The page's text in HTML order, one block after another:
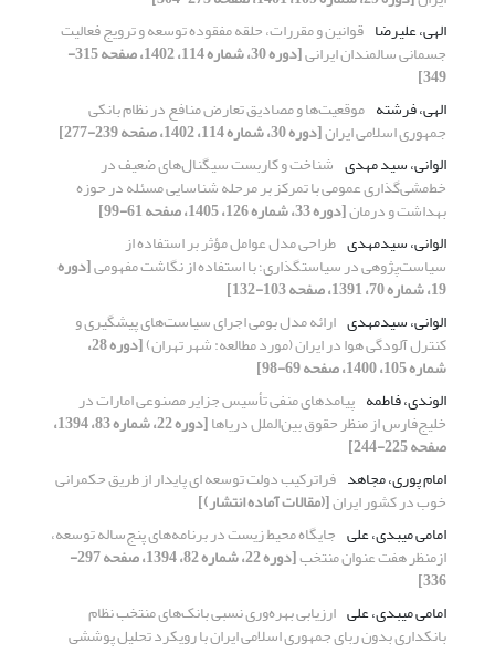
الهی، علیرضا قوانین و مقررات، حلقه مفقوده توسعه و ترویج فعالیت
جسمانی سالمندان ایرانی [دوره 30، شماره 114، 1402، صفحه 315-
349]
الهی، فرشته موقعیت‌ها و مصادیق تعارض منافع در نظام بانکی
جمهوری اسلامی ایران[دوره 30، شماره 114، 1402، صفحه 239-277]
الوانی، سید مهدی شناخت و کاربست سیگنال‌های ضعیف در
خط‌مشی‌گذاری عمومی با تمرکز بر مرحله شناسایی مسئله در حوزه
بهداشت و درمان[دوره 33، شماره 126، 1405، صفحه 61-99]
الوانی، سید‌مهدی طراحی مدل عوامل مؤثر بر استفاده از
سیاست‌پژوهی در سیاستگذاری؛ با استفاده از نگاشت مفهومی[دوره
19، شماره 70، 1391، صفحه 103-132]
الوانی، سید‌مهدی ارائه مدل بومی اجرای سیاست‌های پیشگیری و
کنترل آلودگی هوا در ایران (مورد مطالعه: شهر تهران) [دوره 28،
شماره 105، 1400، صفحه 69-98]
الوندی، فاطمه پیامدهای منفی تأسیس جزایر مصنوعی امارات در
خلیج‌فارس از منظر حقوق بین‌الملل دریاها [دوره 22، شماره 83، 1394،
صفحه 225-244]
امام پوری، مجاهد فراترکیب دولت توسعه ای پایدار از طریق حکمرانی
خوب در کشور ایران[(مقالات آماده انتشار)]
امامی میبدی، علی جایگاه محیط زیست در برنامه‌های پنج‌ساله توسعه،
از‌منظر هفت عنوان منتخب [دوره 22، شماره 82، 1394، صفحه 297-
336]
امامی میبدی، علی ارزیابی بهره‌وری نسبی بانک‌های منتخب نظام
بانکداری بدون ربای جمهوری اسلامی ایران با رویکرد تحلیل پوششی